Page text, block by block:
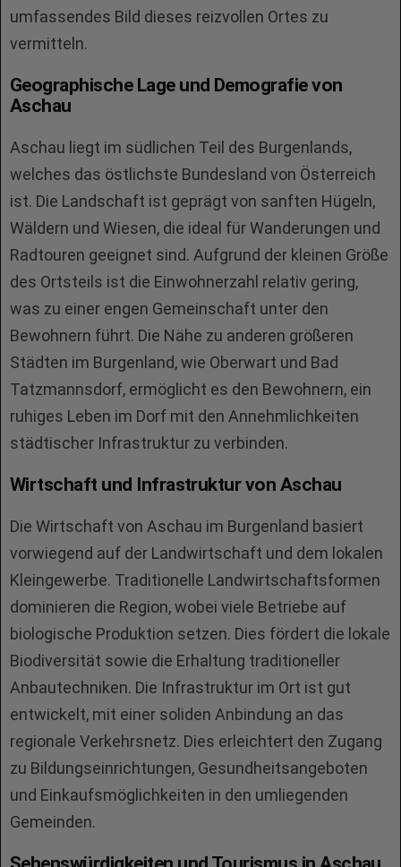
umfassendes Bild dieses reizvollen Ortes zu
vermitteln.
Geographische Lage und Demografie von
Aschau
Aschau liegt im südlichen Teil des Burgenlands,
welches das östlichste Bundesland von Österreich
ist. Die Landschaft ist geprägt von sanften Hügeln,
Wäldern und Wiesen, die ideal für Wanderungen und
Radtouren geeignet sind. Aufgrund der kleinen Größe
des Ortsteils ist die Einwohnerzahl relativ gering,
was zu einer engen Gemeinschaft unter den
Bewohnern führt. Die Nähe zu anderen größeren
Städten im Burgenland, wie Oberwart und Bad
Tatzmannsdorf, ermöglicht es den Bewohnern, ein
ruhiges Leben im Dorf mit den Annehmlichkeiten
städtischer Infrastruktur zu verbinden.
Wirtschaft und Infrastruktur von Aschau
Die Wirtschaft von Aschau im Burgenland basiert
vorwiegend auf der Landwirtschaft und dem lokalen
Kleingewerbe. Traditionelle Landwirtschaftsformen
dominieren die Region, wobei viele Betriebe auf
biologische Produktion setzen. Dies fördert die lokale
Biodiversität sowie die Erhaltung traditioneller
Anbautechniken. Die Infrastruktur im Ort ist gut
entwickelt, mit einer soliden Anbindung an das
regionale Verkehrsnetz. Dies erleichtert den Zugang
zu Bildungseinrichtungen, Gesundheitsangeboten
und Einkaufsmöglichkeiten in den umliegenden
Gemeinden.